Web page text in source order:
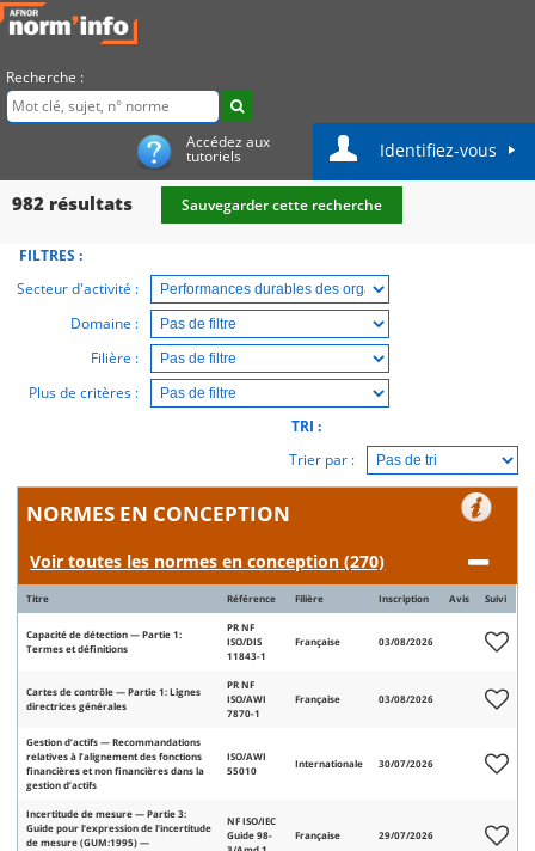
Recherche :
Accédez aux
tutoriels Identifiez-vous
982 résultats Sauvegarder cette recherche
FILTRES :
Secteur d'activité :
Domaine :
Filière :
Plus de critères :
TRI :
Trier par :
NORMES EN CONCEPTION
Voir toutes les normes en conception (270)
Titre Référence Filière Inscription Avis Suivi
Capacité de détection — Partie 1:
Termes et définitions
PR NF
ISO/DIS
11843-1
Française 03/08/2026
Cartes de contrôle — Partie 1: Lignes
directrices générales
PR NF
ISO/AWI
7870-1
Française 03/08/2026
Gestion d’actifs — Recommandations
relatives à l’alignement des fonctions
financières et non financières dans la
gestion d’actifs
ISO/AWI
55010
Internationale 30/07/2026
Incertitude de mesure — Partie 3:
Guide pour l'expression de l'incertitude
de mesure (GUM:1995) —
NF ISO/IEC
Guide 98-
Française 29/07/2026